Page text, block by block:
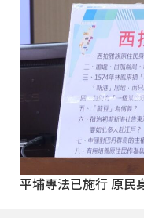
平埔專法已施行 原民